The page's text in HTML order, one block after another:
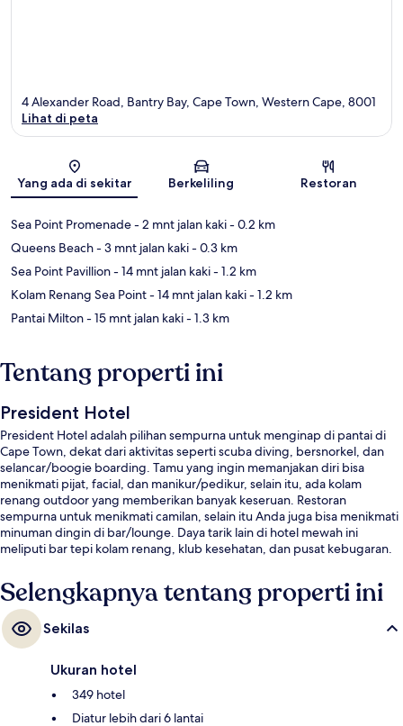
Peta
4 Alexander Road, Bantry Bay, Cape Town, Western Cape, 8001
Lihat di peta
Yang ada di sekitar Berkeliling Restoran
Sea Point Promenade- 2 mnt jalan kaki- 0.2 km
Queens Beach- 3 mnt jalan kaki- 0.3 km
Sea Point Pavillion- 14 mnt jalan kaki- 1.2 km
Kolam Renang Sea Point- 14 mnt jalan kaki- 1.2 km
Pantai Milton- 15 mnt jalan kaki- 1.3 km
Tentang properti ini
President Hotel
President Hotel adalah pilihan sempurna untuk menginap di pantai di
Cape Town, dekat dari aktivitas seperti scuba diving, bersnorkel, dan
selancar/boogie boarding. Tamu yang ingin memanjakan diri bisa
menikmati pijat, facial, dan manikur/pedikur, selain itu, ada kolam
renang outdoor yang memberikan banyak keseruan. Restoran
sempurna untuk menikmati camilan, selain itu Anda juga bisa menikmati
minuman dingin di bar/lounge. Daya tarik lain di hotel mewah ini
meliputi bar tepi kolam renang, klub kesehatan, dan pusat kebugaran.
Selengkapnya tentang properti ini
Sekilas
Ukuran hotel
349 hotel
Diatur lebih dari 6 lantai